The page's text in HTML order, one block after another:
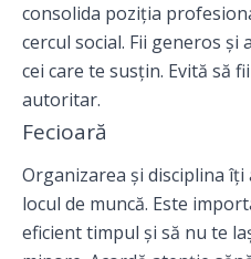
consolida poziția
cercul social. Fii generos
cei care te susțin. Evită să
autoritar.
Fecioară
Organizarea și disciplina
locul de muncă. Este
eficient timpul și să nu te